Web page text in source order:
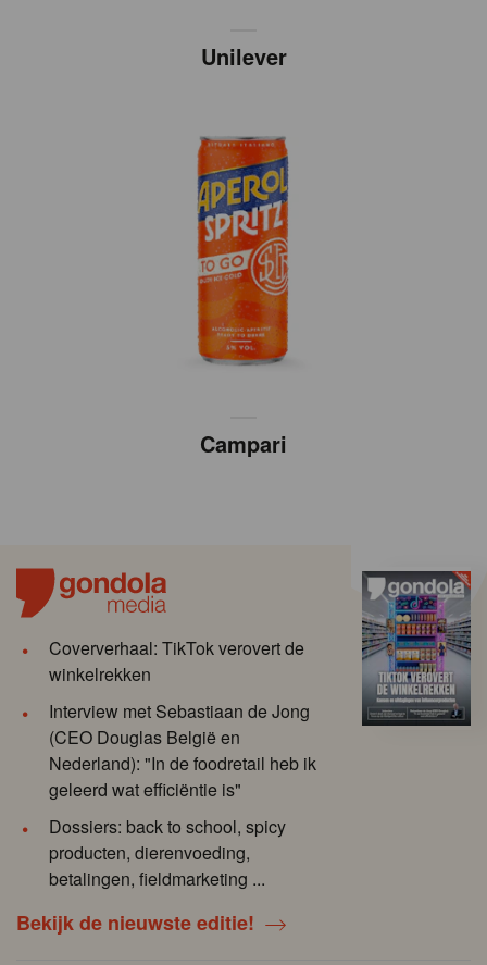
Unilever
Campari
Coververhaal: TikTok verovert de
winkelrekken
Interview met Sebastiaan de Jong
(CEO Douglas België en
Nederland): "In de foodretail heb ik
geleerd wat efficiëntie is"
Dossiers: back to school, spicy
producten, dierenvoeding,
betalingen, fieldmarketing ...
Bekijk de nieuwste editie!